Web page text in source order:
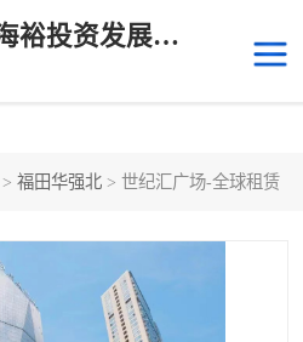
深圳市海裕投资发展有限公司
> 福田华强北 > 世纪汇广场-全球租赁
南山华侨城
深圳湾科技生态园